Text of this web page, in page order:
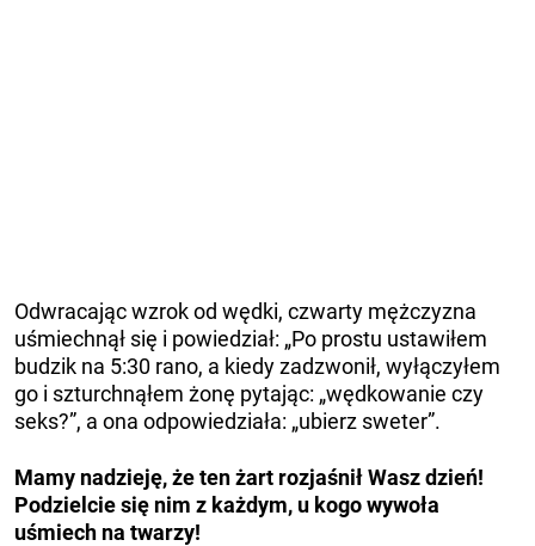
Odwracając wzrok od wędki, czwarty mężczyzna
uśmiechnął się i powiedział: „Po prostu ustawiłem
budzik na 5:30 rano, a kiedy zadzwonił, wyłączyłem
go i szturchnąłem żonę pytając: „wędkowanie czy
seks?”, a ona odpowiedziała: „ubierz sweter”.
Mamy nadzieję, że ten żart rozjaśnił Wasz dzień!
Podzielcie się nim z każdym, u kogo wywoła
uśmiech na twarzy!